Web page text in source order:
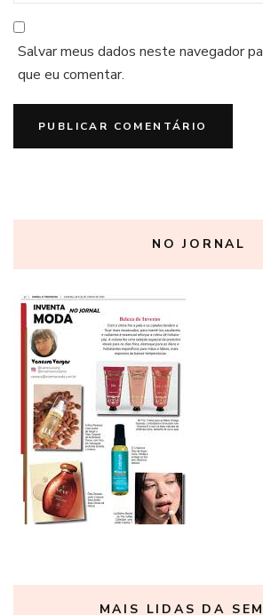
Salvar meus dados neste navegador
que eu comentar.
NO JORNAL
MAIS LIDAS DA